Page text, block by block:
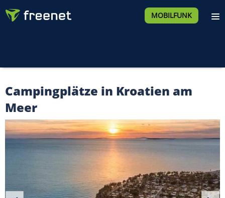
MOBILFUNK
Campingplätze in Kroatien am
Meer